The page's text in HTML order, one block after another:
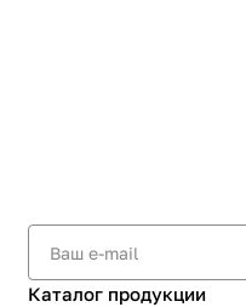
Каталог продукции